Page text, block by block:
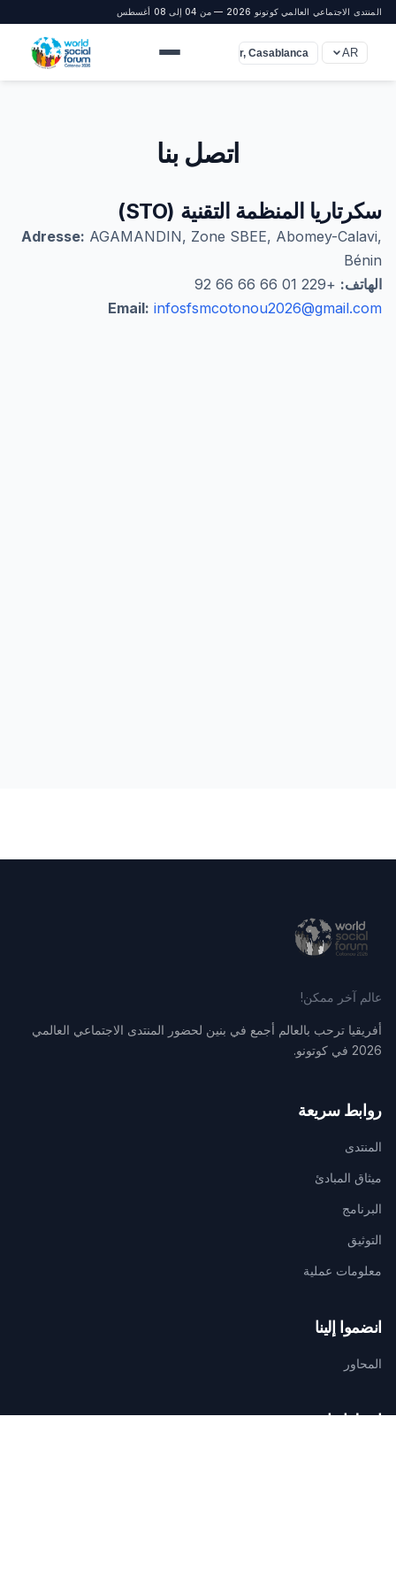
المنتدى الاجتماعي العالمي كوتونو 2026 — من 04 إلى 08 أغسطس
UTC+0 (Dakar, Casablanca) AR
اتصل بنا
سكرتاريا المنظمة التقنية (STO)
Adresse: AGAMANDIN, Zone SBEE, Abomey-Calavi,
Bénin
الهاتف: +229 01 66 66 66 92
Email: infosfsmcotonou2026@gmail.com
عالم آخر ممكن!
أفريقيا ترحب بالعالم أجمع في بنين لحضور المنتدى الاجتماعي العالمي
2026 في كوتونو.
روابط سريعة
المنتدى
ميثاق المبادئ
البرنامج
التوثيق
معلومات عملية
انضموا إلينا
المحاور
اتصلوا بنا